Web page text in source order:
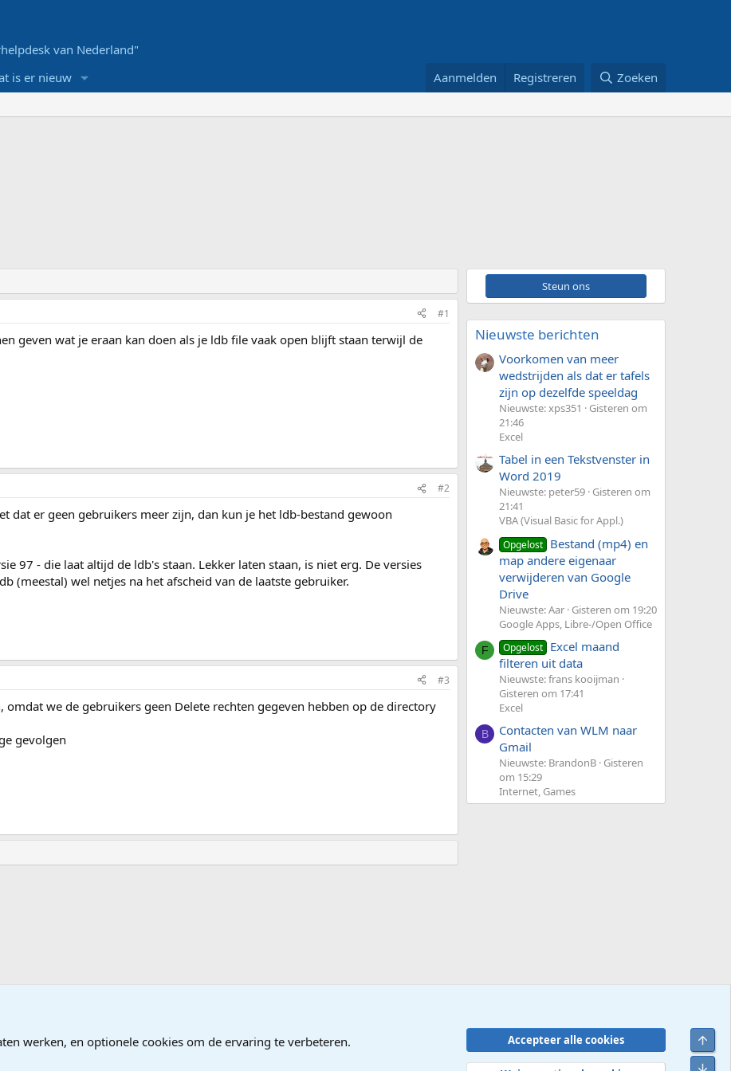
van Nederland"
is er nieuw Aanmelden Registreren Zoeken
#1
geven wat je eraan kan doen als je ldb file vaak open blijft staan terwijl de
#2
dat er geen gebruikers meer zijn, dan kun je het ldb-bestand gewoon
97 - die laat altijd de ldb's staan. Lekker laten staan, is niet erg. De versies
(meestal) wel netjes na het afscheid van de laatste gebruiker.
#3
omdat we de gebruikers geen Delete rechten gegeven hebben op de directory
gevolgen
Steun ons
Nieuwste berichten
Voorkomen van meer
wedstrijden als dat er tafels
zijn op dezelfde speeldag
Nieuwste: xps351
Gisteren om
21:46
Excel
Tabel in een Tekstvenster in
Word 2019
Nieuwste: peter59 Gisteren om
21:41
VBA (Visual Basic for Appl.)
Opgelost Bestand (mp4) en
map andere eigenaar
verwijderen van Google
Drive
Nieuwste: Aar Gisteren om 19:20
Google Apps, Libre-/Open Office
F Opgelost Excel maand
filteren uit data
Nieuwste: frans kooijman
Gisteren om 17:41
Excel
B
Contacten van WLM naar
Gmail
Nieuwste: BrandonB Gisteren
om 15:29
Internet, Games
Voorwaarden en regels Privacybeleid Help
R
werken, en optionele cookies om de ervaring te verbeteren.
Accepteer alle cookies